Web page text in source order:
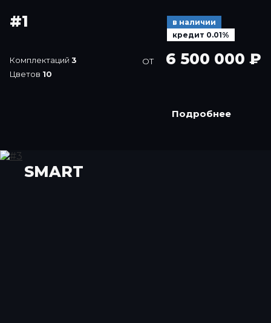
#1
в наличии
кредит 0.01%
Комплектаций 3
Цветов 10
ОТ 6 500 000 ₽
Подробнее
SMART